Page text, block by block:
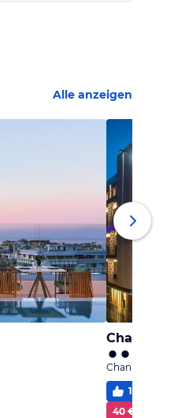
Alle anzeigen
Chania, Kreta
100
40 € Cashback